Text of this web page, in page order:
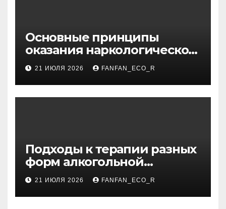
Основные принципы
оказания наркологической
помощи в условиях
стационара
21 ИЮЛЯ 2026 FANFAN_ECO_R
Подходы к терапии разных
форм алкогольной
зависимости: пивная,
виннная, хроническая,
мужская и женская
21 ИЮЛЯ 2026 FANFAN_ECO_R